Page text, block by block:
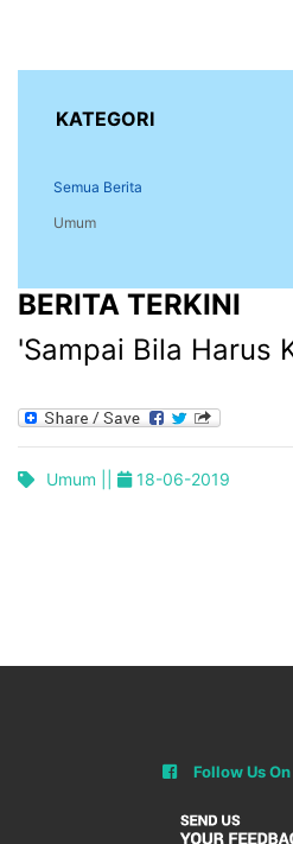
KATEGORI
Semua Berita
Umum
BERITA TERKINI
'Sampai Bila Harus
Umum || 18-06-2019
Follow Us